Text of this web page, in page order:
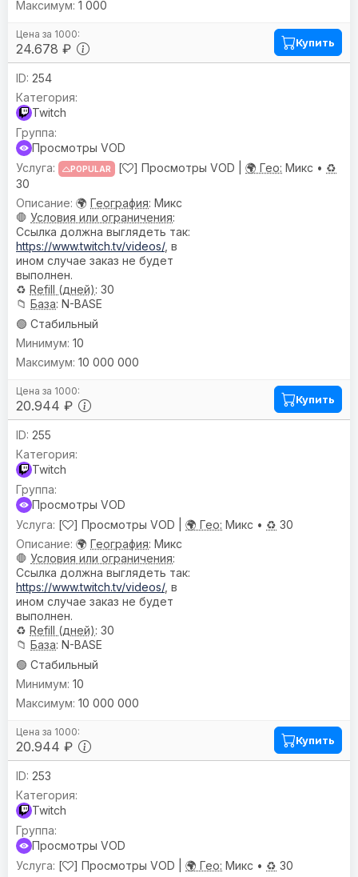
24.678 ₽
1 000
Купить
254
Twitch
Просмотры VOD
POPULAR [ ] Просмотры VOD | 🌍 Гео: Микс • ♻️
30
🌍 География: Микс
🛑 Условия или ограничения:
Ссылка должна выглядеть так:
https://www.twitch.tv/videos/, в
ином случае заказ не будет
выполнен.
♻️ Refill (дней): 30
📁 База: N-BASE
🟢 Стабильный
20.944 ₽
10
10 000 000
Купить
255
Twitch
Просмотры VOD
[
] Просмотры VOD | 🌍 Гео: Микс • ♻️ 30
🌍 География: Микс
🛑 Условия или ограничения:
Ссылка должна выглядеть так:
https://www.twitch.tv/videos/, в
ином случае заказ не будет
выполнен.
♻️ Refill (дней): 30
📁 База: N-BASE
🟢 Стабильный
20.944 ₽
10
10 000 000
Купить
253
Twitch
Просмотры VOD
[
] Просмотры VOD | 🌍 Гео: Микс • ♻️ 30